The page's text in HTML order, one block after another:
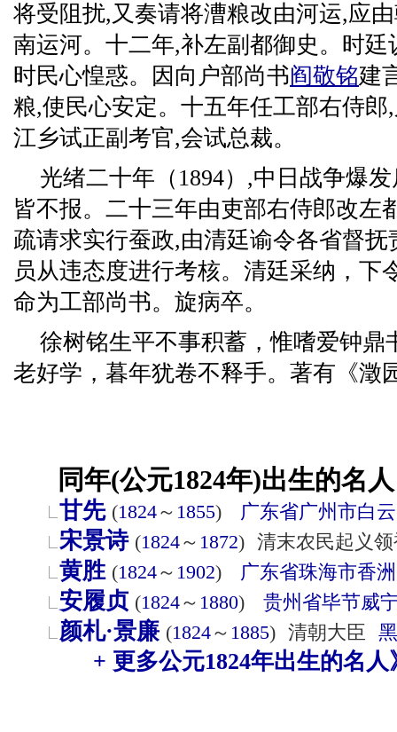
将受阻扰,又奏请将漕粮改由河运,应
南运河。十二年,补左副都御史。时
时民心惶惑。因向户部尚书阎敬铭建
粮,使民心安定。十五年任工部右侍
江乡试正副考官,会试总裁。
光绪二十年（1894）,中日战争爆
皆不报。二十三年由吏部右侍郎改左
疏请求实行蚕政,由清廷谕令各省督
员从违态度进行考核。清廷采纳，下
命为工部尚书。旋病卒。
徐树铭生平不事积蓄，惟嗜爱钟鼎
老好学，暮年犹卷不释手。著有《澂
同年(公元1824年)出生的名
甘先 (1824～ 1855) 广东省广州市白
宋景诗 (1824～ 1872) 清末农民起义
黄胜 (1824～ 1902) 广东省珠海市香
安履贞 (1824～ 1880) 贵州省毕节威
颜札·景廉 (1824～ 1885) 清朝大臣
+ 更多公元1824年出生的名人